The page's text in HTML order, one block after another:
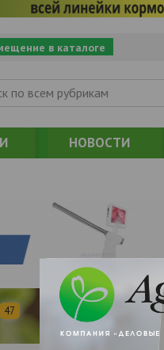
в каталоге
НОВОСТИ
47